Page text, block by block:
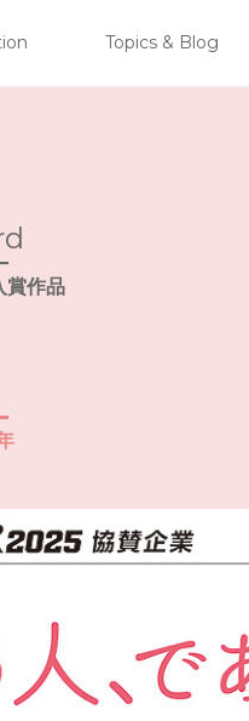
メニュー
スキップ Topics & Blog
賞作品